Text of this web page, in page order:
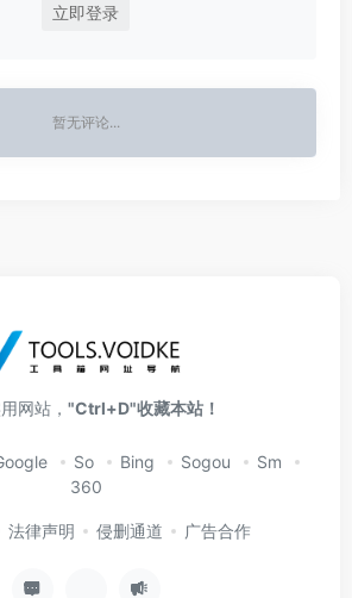
立即登录
暂无评论...
网站， "Ctrl+D"收藏本站！
So Bing Sogou
Sm
360
法律声明 侵删通道 广告合作